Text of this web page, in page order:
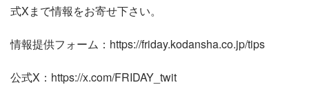
式Xまで情報をお寄せ下さい。
情報提供フォーム：https://friday.kodansha.co.jp/tips
公式X：https://x.com/FRIDAY_twit